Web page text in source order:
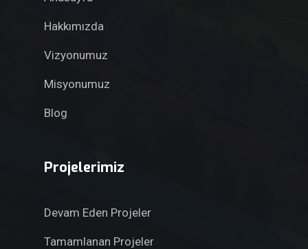
Hakkımızda
Vizyonumuz
Misyonumuz
Blog
Projelerimiz
Devam Eden Projeler
Tamamlanan Projeler